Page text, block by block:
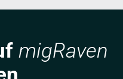
migRaven